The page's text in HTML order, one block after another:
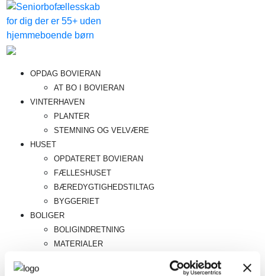
Videre
indhold
Bovieran
Fremtidens
seniorboligfællesskab
OPDAG BOVIERAN
AT BO I BOVIERAN
VINTERHAVEN
PLANTER
STEMNING OG VELVÆRE
HUSET
OPDATERET BOVIERAN
FÆLLESHUSET
BÆREDYGTIGHEDSTILTAG
BYGGERIET
BOLIGER
BOLIGINDRETNING
MATERIALER